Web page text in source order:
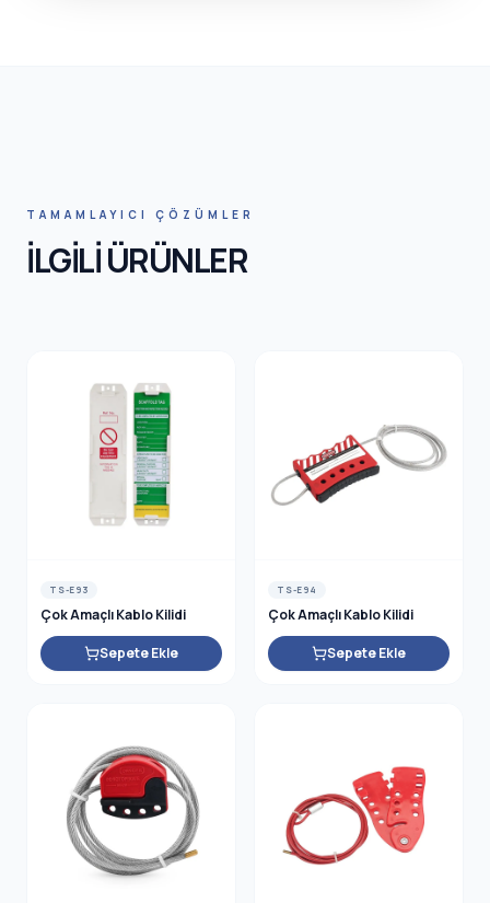
TAMAMLAYICI ÇÖZÜMLER
İLGİLİ ÜRÜNLER
TS-E93
Çok Amaçlı Kablo Kilidi
Sepete Ekle
TS-E94
Çok Amaçlı Kablo Kilidi
Sepete Ekle